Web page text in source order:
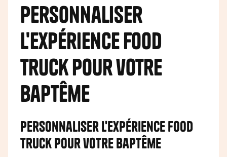
Personnaliser
l'expérience food
truck pour votre
baptême
Personnaliser l'expérience food
truck pour votre baptême